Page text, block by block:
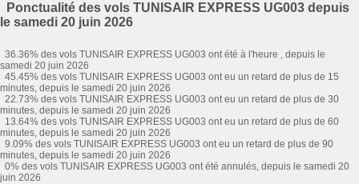
Ponctualité des vols TUNISAIR EXPRESS UG003 depuis
le samedi 20 juin 2026
36.36% des vols TUNISAIR EXPRESS UG003 ont été à l'heure , depuis le
samedi 20 juin 2026
45.45% des vols TUNISAIR EXPRESS UG003 ont eu un retard de plus de 15
minutes, depuis le samedi 20 juin 2026
22.73% des vols TUNISAIR EXPRESS UG003 ont eu un retard de plus de 30
minutes, depuis le samedi 20 juin 2026
13.64% des vols TUNISAIR EXPRESS UG003 ont eu un retard de plus de 60
minutes, depuis le samedi 20 juin 2026
9.09% des vols TUNISAIR EXPRESS UG003 ont eu un retard de plus de 90
minutes, depuis le samedi 20 juin 2026
0% des vols TUNISAIR EXPRESS UG003 ont été annulés, depuis le samedi 20
juin 2026